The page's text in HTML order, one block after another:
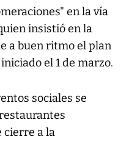
en la vía
insistió en la
a buen ritmo el plan
el 1 de marzo.
sociales se
cierre a la